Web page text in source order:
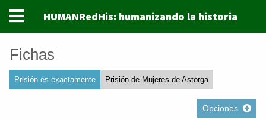
HUMANRedHis: humanizando la historia
Fichas
Prisión es exactamente Prisión de Mujeres de Astorga
Opciones